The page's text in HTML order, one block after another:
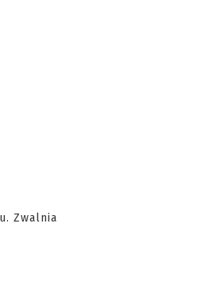
Zwalnia